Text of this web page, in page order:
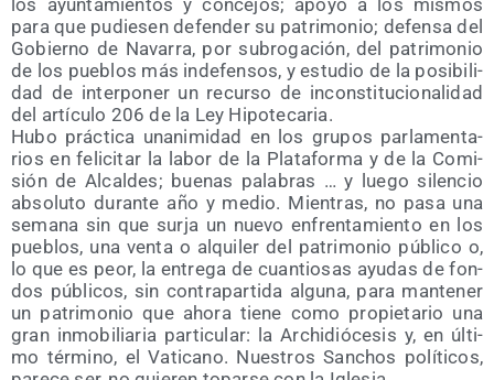
los ayun­ta­mien­tos y con­ce­jos; apo­yo a los mis­mos
para que pudie­sen defen­der su patri­mo­nio; defen­sa del
Gobierno de Nava­rra, por subro­ga­ción, del patri­mo­nio
de los pue­blos más inde­fen­sos, y estu­dio de la posi­bi­li­
dad de inter­po­ner un recur­so de incons­ti­tu­cio­na­li­dad
del artícu­lo 206 de la Ley Hipotecaria.
Hubo prác­ti­ca una­ni­mi­dad en los gru­pos par­la­men­ta­
rios en feli­ci­tar la labor de la Pla­ta­for­ma y de la Comi­
sión de Alcal­des; bue­nas pala­bras … y lue­go silen­cio
abso­lu­to duran­te año y medio. Mien­tras, no pasa una
sema­na sin que sur­ja un nue­vo enfren­ta­mien­to en los
pue­blos, una ven­ta o alqui­ler del patri­mo­nio públi­co o,
lo que es peor, la entre­ga de cuan­tio­sas ayu­das de fon­
dos públi­cos, sin con­tra­par­ti­da algu­na, para man­te­ner
un patri­mo­nio que aho­ra tie­ne como pro­pie­ta­rio una
gran inmo­bi­lia­ria par­ti­cu­lar: la Archi­dió­ce­sis y, en últi­
mo tér­mino, el Vati­cano. Nues­tros San­chos polí­ti­cos,